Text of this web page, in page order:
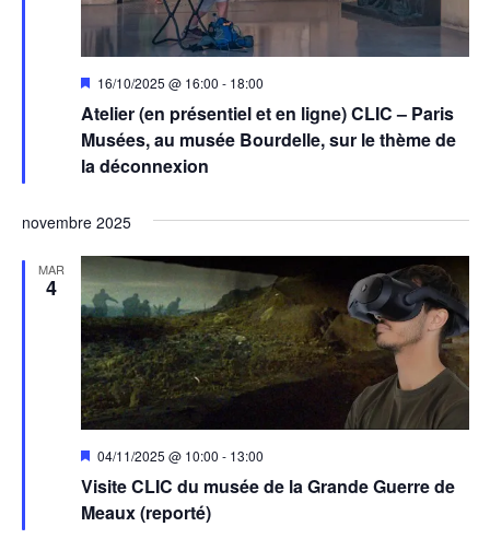
Atelier (en présentiel et en ligne) CLIC – Paris
Musées, au musée Bourdelle, sur le thème de
la déconnexion
Mis
avant
16/10/2025 @ 16:00 - 18:00
novembre 2025
MAR
4
Visite CLIC du musée de la Grande Guerre de
Meaux (reporté)
Mis
avant
04/11/2025 @ 10:00 - 13:00